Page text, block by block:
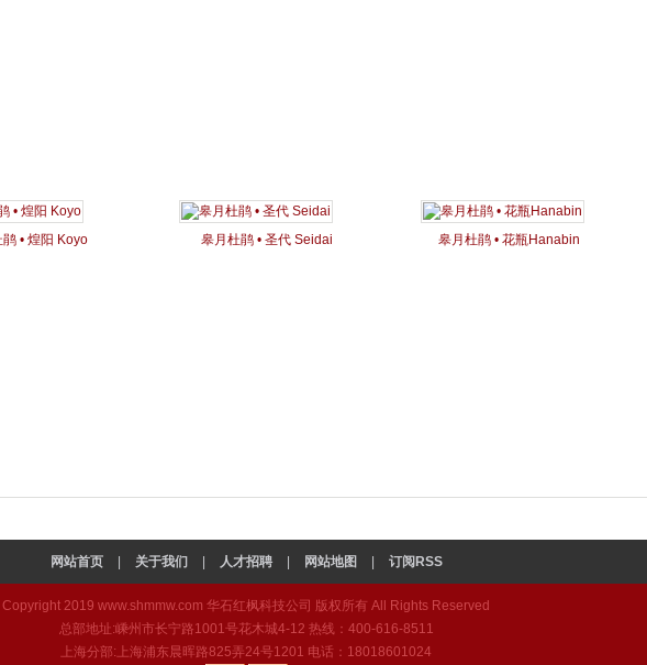
• 煌阳 Koyo 皋月杜鹃 • 圣代 Seidai
皋月杜鹃 • 花瓶Hanabin
网站首页 关于我们 人才招聘 网站地图 订阅RSS
Copyright 2019 www.shmmw.com 华石红枫科技公司 版权所有 All Rights Reserved
总部地址:嵊州市长宁路1001号花木城4-12 热线：400-616-8511
上海分部:上海浦东晨晖路825弄24号1201 电话：18018601024